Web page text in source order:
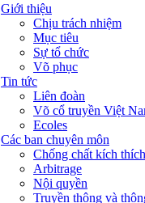
Giới thiệu
Chịu trách nhiệm
Mục tiêu
Sự tổ chức
Võ phục
Tin tức
Liên đoàn
Võ cổ truyền Việt
Ecoles
Các ban chuyên môn
Chống chất kích thích
Arbitrage
Nội quyền
Truyền thông và